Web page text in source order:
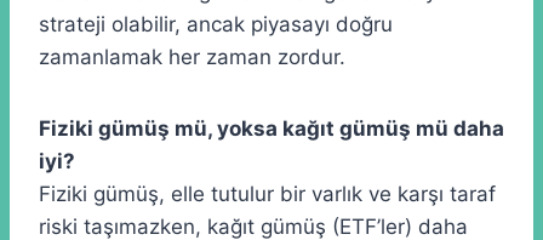
strateji olabilir, ancak piyasayı doğru
zamanlamak her zaman zordur.
Fiziki gümüş mü, yoksa kağıt gümüş mü daha
iyi?
Fiziki gümüş, elle tutulur bir varlık ve karşı taraf
riski taşımazken, kağıt gümüş (ETF’ler) daha